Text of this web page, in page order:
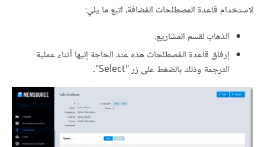
لاستخدام قاعدة المصطلحات المُضافة، اتبع ما يلي:
الذهاب لقسم المشاريع.
إرفاق قاعدة المُصطلحات هذه عند الحاجة إليها أثناء عملية
الترجمة وذلك بالضغط على زر "Select".